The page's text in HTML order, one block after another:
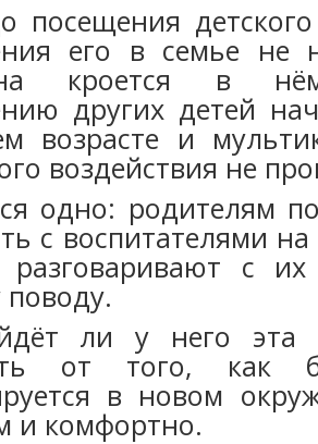
посещения
его в семье не
кроется в
других детей
возрасте и
воздействия не
одно: родителям
с воспитателями
разговаривают с
поводу.
ли у него эта
от того, как
в новом
и комфортно.